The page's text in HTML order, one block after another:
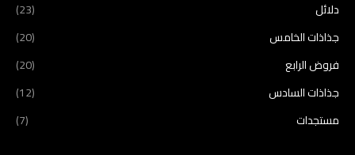
دلائل
(23)
جذاذات الخامس
(20)
فروض الرابع
(20)
جذاذات السادس
(12)
مستجدات
(7)